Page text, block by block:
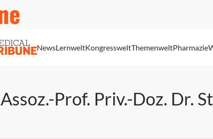
NewsLernweltKongressweltThemenweltPharmazie
Assoz.-Prof. Priv.-Doz. Dr.